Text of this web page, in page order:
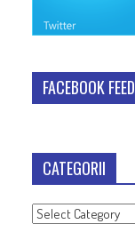
FACEBOOK FEED
CATEGORII
Categorii